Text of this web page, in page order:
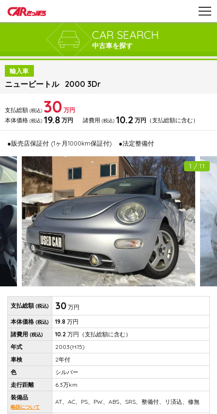
CAR SEARCH
中古車を探す
輸入車
ニュービートル 2000 3Dr
支払総額 (税込) 30 万円
本体価格 (税込) 19.8 万円 諸費用 (税込) 10.2 万円 （支払総額に含む）
●販売店保証付 (1ヶ月1000km保証付) ●法定整備付
1 / 11
支払総額 (税込) 30 万円
本体価格 (税込) 19.8 万円
諸費用 (税込) 10.2 万円 （支払総額に含む）
年式
2003(H.15)
車検
2年付
色
シルバー
走行距離
6.3万km
装備品
略語について
AT、AC、PS、PW、ABS、SRS、整備付、リ済込、修無